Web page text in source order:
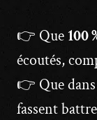
👉 Que 100
écoutés,
👉 Que dans
fassent